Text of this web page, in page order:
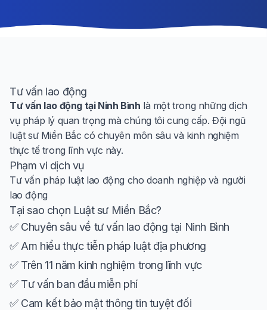
Tư vấn lao động
Tư vấn lao động tại Ninh Bình là một trong những dịch
vụ pháp lý quan trọng mà chúng tôi cung cấp. Đội ngũ
luật sư Miền Bắc có chuyên môn sâu và kinh nghiệm
thực tế trong lĩnh vực này.
Phạm vi dịch vụ
Tư vấn pháp luật lao động cho doanh nghiệp và người
lao động
Tại sao chọn Luật sư Miền Bắc?
✅ Chuyên sâu về tư vấn lao động tại Ninh Bình
✅ Am hiểu thực tiễn pháp luật địa phương
✅ Trên 11 năm kinh nghiệm trong lĩnh vực
✅ Tư vấn ban đầu miễn phí
✅ Cam kết bảo mật thông tin tuyệt đối